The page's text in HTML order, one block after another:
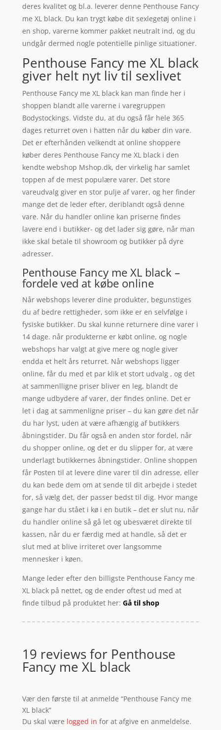
deres kvalitet og bl.a. leverer denne Penthouse Fancy
me XL black. Du kan trygt købe dit sexlegetøj online i
en shop, varerne kommer pakket neutralt ind, og du
undgår dermed nogle potentielle pinlige situationer.
Penthouse Fancy me XL black
giver helt nyt liv til sexlivet
Penthouse Fancy me XL black kan man finde her i
shoppen blandt alle varerne i varegruppen
Bodystockings. Vidste du, at du også får hele 365
dages returret oven i hatten når du køber din vare.
Det er efterhånden velkendt at online shoppere
køber deres Penthouse Fancy me XL black i den
kendte webshop Mshop.dk, der virkelig har samlet
toppen af de mest populære varer. Det store
vareudvalg giver en stor pulje af varer, og her finder
mange det de leder efter, deriblandt også denne
vare. Når du handler online kan priserne findes
lavere end i butikker- og det lader sig gøre, når man
ikke skal betale til showroom og butikker på dyre
adresser.
Penthouse Fancy me XL black –
fordele ved at købe online
Når webshops leverer dine produkter, begunstiges
du af bedre rettigheder, som ikke er en selvfølge i
fysiske butikker. Du skal kunne returnere dine varer i
14 dage. når produkterne er købt online, og nogle
webshops har valgt at give mere og nogle giver
endda et helt års returret. Når webshops ligger
online, får du med et par klik et stort udvalg , og det
at sammenlligne priser bliver en leg, blandt de
mange udbydere af varer, der findes online. Det er
let i dag at sammenligne priser – du kan gøre det når
du har lyst, uden at være afhængig af butikkers
åbningstider. Du får også en anden stor fordel, når
du shopper online, og det er du slipper for, at være
underlagt butikkernes åbningstider. Online shoppen
får Posten til at levere dine varer til din adresse, eller
du kan bede dem om at sende til dit arbejde i stedet
for, så vælg det, der passer bedst til dig. Hvor mange
gange har du stået i kø i en butik – det er slut nu, når
du handler online så gå let og ubesværet direkte til
kassen, når du er færdig med at handle, så det er
slut med at blive irriteret over langsomme
mennesker i køen.
Mange leder efter den billigste Penthouse Fancy me
XL black på nettet, og de ender oftest ud med at
finde tilbud på produktet her: Gå til shop
19 reviews for Penthouse
Fancy me XL black
Vær den første til at anmelde “Penthouse Fancy me
XL black”
Du skal være logged in for at afgive en anmeldelse.